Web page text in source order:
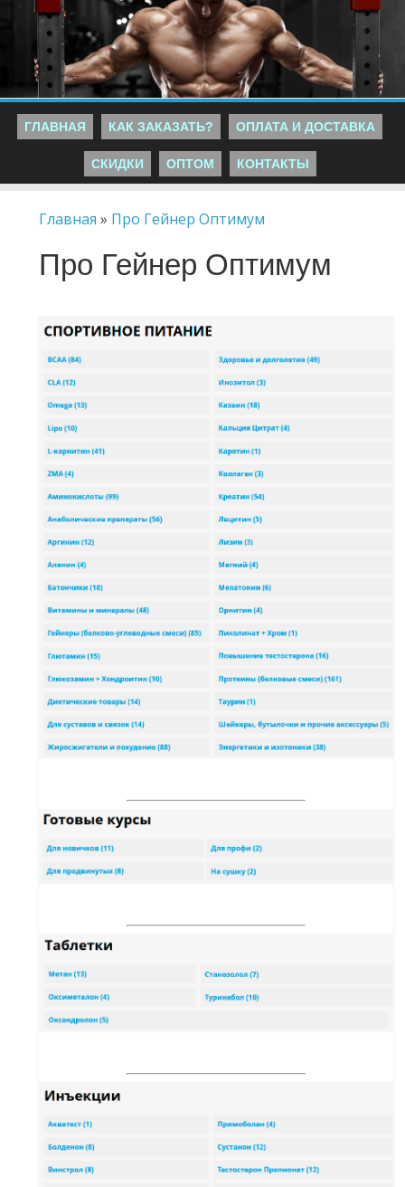
ГЛАВНАЯ КАК ЗАКАЗАТЬ? ОПЛАТА И ДОСТАВКА
СКИДКИ ОПТОМ КОНТАКТЫ
Главная » Про Гейнер Оптимум
Про Гейнер Оптимум